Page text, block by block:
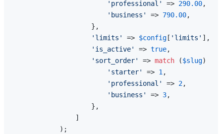
'professional'
=> 290.00,
'business'
=> 790.00,
                    },
'limits'
=> $config [ 'limits' ],
'is_active'
=> true,
'sort_order'
=> match ($slug) {
'starter'
=> 1,
'professional'
=> 2,
'business'
=> 3,
                    },
                ]
            );